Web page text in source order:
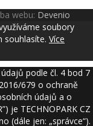
webu: Devenio
soubory
souhlasíte. Více
podle čl. 4 bod 7
679 o ochraně
údajů a o
je TECHNOPARK CZ
(dále jen: „správce“).